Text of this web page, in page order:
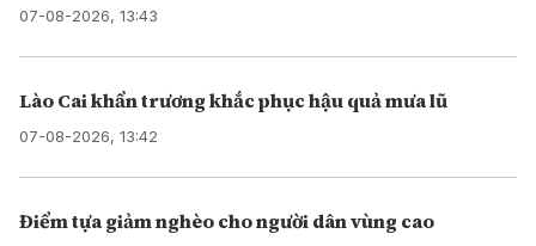
07-08-2026, 13:43
Lào Cai khẩn trương khắc phục hậu quả mưa lũ
07-08-2026, 13:42
Điểm tựa giảm nghèo cho người dân vùng cao